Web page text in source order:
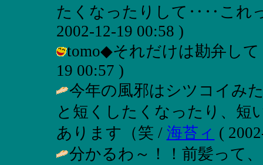
たくなったりして‥‥これ
2002-12-19 00:58 )
tomo◆それだけは勘弁し
19 00:57 )
今年の風邪はシツコイみ
と短くしたくなったり、短
あります（笑 / 海苔ィ (
分かるわ～！！前髪って